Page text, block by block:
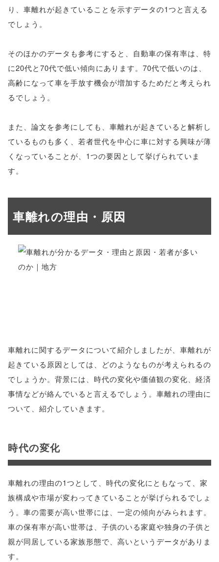
り、車離れが起きていることを示すデータの1つと言える
でしょう。
そのほかのデータも参考にすると、自動車の保有率は、特
に20代と70代で低い傾向にあります。70代で低いのは、
高齢になって車を手放す機会が増加するためだと考えられ
るでしょう。
また、論文を参考にしても、車離れが起きていると解析し
ているものも多く、若者世代を中心に車に対する興味が薄
くなっていることが、1つの要因として挙げられていま
す。
車離れの理由・原因
車離れに関するデータについて紹介しましたが、車離れが
起きている原因としては、どのようなものが考えられるの
でしょうか。背景には、時代の変化や価値観の変化、経済
事情などが絡んでいると言えるでしょう。車離れの理由に
ついて、紹介していきます。
時代の変化
車離れの理由の1つとして、時代の変化にともなって、家
族構成や市場が変わってきていることが挙げられるでしょ
う。車の需要が高い世帯には、一定の傾向がみられます。
車の保有率が高い世帯は、子供のいる家庭や独身の子供と
親が同居している家族形態で、高いというデータがありま
す。